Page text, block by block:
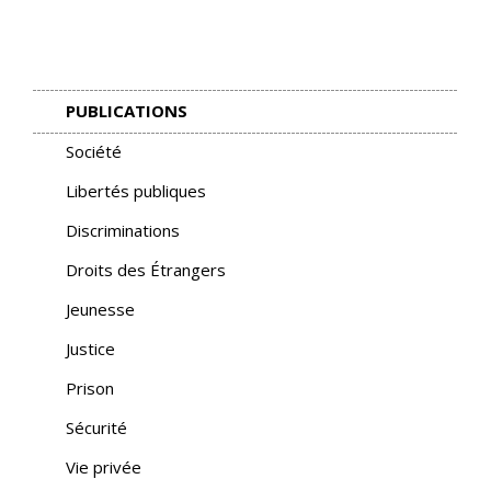
PUBLICATIONS
Société
Libertés publiques
Discriminations
Droits des Étrangers
Jeunesse
Justice
Prison
Sécurité
Vie privée